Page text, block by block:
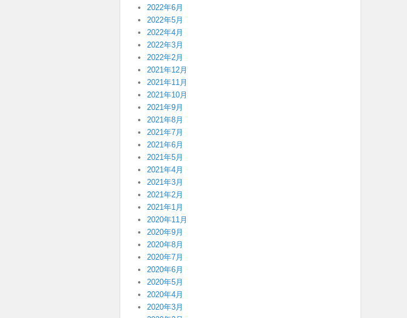
2022年6月
2022年5月
2022年4月
2022年3月
2022年2月
2021年12月
2021年11月
2021年10月
2021年9月
2021年8月
2021年7月
2021年6月
2021年5月
2021年4月
2021年3月
2021年2月
2021年1月
2020年11月
2020年9月
2020年8月
2020年7月
2020年6月
2020年5月
2020年4月
2020年3月